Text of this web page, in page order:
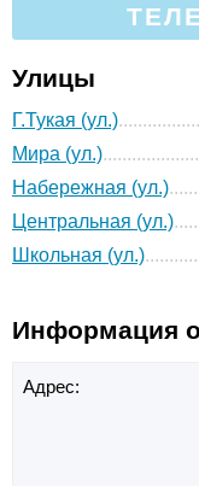
Улицы
Г.Тукая (ул.)
Мира (ул.)
Набережная (ул.)
Центральная (ул.)
Школьная (ул.)
Информация
Адрес: